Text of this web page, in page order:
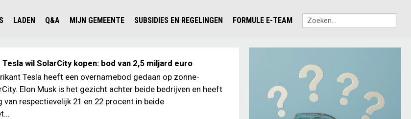
AUTO ELEKTRISCH?
LADEN
Q&A
OPLADEN
SLIM LADEN
VEILIGHEID
MIJN GEMEENTE
VVE
SUBSIDIES EN REGELINGEN FORMULE E-TEAM
wil SolarCity kopen: bod van 2,5 miljard euro
Tesla heeft een overnamebod gedaan op zonne-
Elon Musk is het gezicht achter beide bedrijven en heeft
van respectievelijk 21 en 22 procent in beide